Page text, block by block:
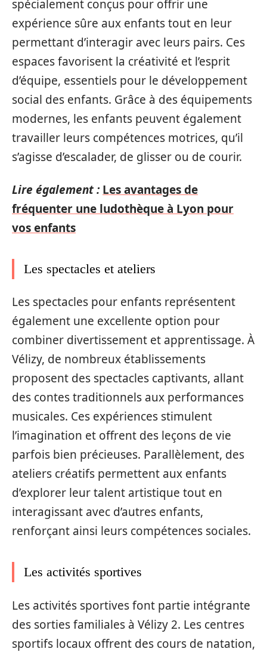
spécialement conçus pour offrir une
expérience sûre aux enfants tout en leur
permettant d’interagir avec leurs pairs. Ces
espaces favorisent la créativité et l’esprit
d’équipe, essentiels pour le développement
social des enfants. Grâce à des équipements
modernes, les enfants peuvent également
travailler leurs compétences motrices, qu’il
s’agisse d’escalader, de glisser ou de courir.
Lire également : Les avantages de
fréquenter une ludothèque à Lyon pour
vos enfants
Les spectacles et ateliers
Les spectacles pour enfants représentent
également une excellente option pour
combiner divertissement et apprentissage. À
Vélizy, de nombreux établissements
proposent des spectacles captivants, allant
des contes traditionnels aux performances
musicales. Ces expériences stimulent
l’imagination et offrent des leçons de vie
parfois bien précieuses. Parallèlement, des
ateliers créatifs permettent aux enfants
d’explorer leur talent artistique tout en
interagissant avec d’autres enfants,
renforçant ainsi leurs compétences sociales.
Les activités sportives
Les activités sportives font partie intégrante
des sorties familiales à Vélizy 2. Les centres
sportifs locaux offrent des cours de natation,